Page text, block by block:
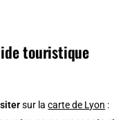
touristique
sur lacarte de Lyon :